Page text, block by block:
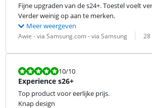
Fijne upgraden van de s24+. Toestel voelt
Verder weinig op aan te merken.
Meer weergeven
Beoordeling door:
Awie - via Samsung.com - via Samsung
Datum: 28
Beoordeling is 10 van de 10.
10/10
Experience s26+
Top product voor eerlijke prijs.
Knap design